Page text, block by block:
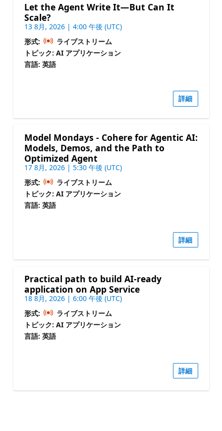
Let the Agent Write It—But Can It
Scale?
13 8月, 2026 | 4:00 午後 (UTC)
形式:
ライブストリーム
トピック: AI アプリケーション
言語: 英語
詳細
Model Mondays - Cohere for Agentic AI:
Models, Demos, and the Path to
Optimized Agent
17 8月, 2026 | 5:30 午後 (UTC)
形式:
ライブストリーム
トピック: AI アプリケーション
言語: 英語
詳細
Practical path to build AI-ready
application on App Service
18 8月, 2026 | 6:00 午後 (UTC)
形式:
ライブストリーム
トピック: AI アプリケーション
言語: 英語
詳細